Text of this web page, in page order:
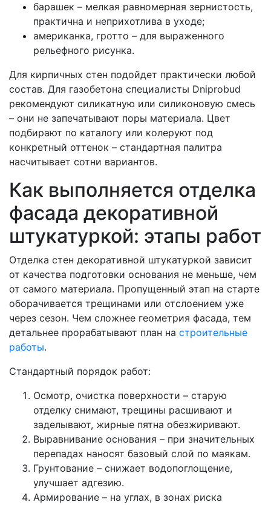
барашек – мелкая равномерная зернистость,
практична и неприхотлива в уходе;
американка, гротто – для выраженного
рельефного рисунка.
Для кирпичных стен подойдет практически любой
состав. Для газобетона специалисты Dniprobud
рекомендуют силикатную или силиконовую смесь
– они не запечатывают поры материала. Цвет
подбирают по каталогу или колеруют под
конкретный оттенок – стандартная палитра
насчитывает сотни вариантов.
Как выполняется отделка
фасада декоративной
штукатуркой: этапы работ
Отделка стен декоративной штукатуркой зависит
от качества подготовки основания не меньше, чем
от самого материала. Пропущенный этап на старте
оборачивается трещинами или отслоением уже
через сезон. Чем сложнее геометрия фасада, тем
детальнее прорабатывают план на строительные
работы.
Стандартный порядок работ:
Осмотр, очистка поверхности – старую
отделку снимают, трещины расшивают и
заделывают, жирные пятна обезжиривают.
Выравнивание основания – при значительных
перепадах наносят базовый слой по маякам.
Грунтование – снижает водопоглощение,
улучшает адгезию.
Армирование – на углах, в зонах риска